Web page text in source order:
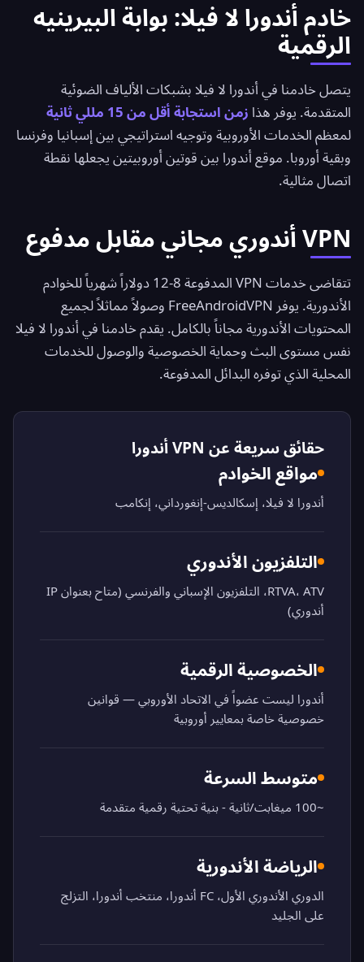
خادم أندورا لا فيلا: بوابة البيرينيه
الرقمية
يتصل خادمنا في أندورا لا فيلا بشبكات الألياف الضوئية
المتقدمة. يوفر هذا زمن استجابة أقل من 15 مللي ثانية
لمعظم الخدمات الأوروبية وتوجيه استراتيجي بين إسبانيا وفرنسا
وبقية أوروبا. موقع أندورا بين قوتين أوروبيتين يجعلها نقطة
اتصال مثالية.
VPN أندوري مجاني مقابل مدفوع
تتقاضى خدمات VPN المدفوعة 8-12 دولاراً شهرياً للخوادم
الأندورية. يوفر FreeAndroidVPN وصولاً مماثلاً لجميع
المحتويات الأندورية مجاناً بالكامل. يقدم خادمنا في أندورا لا فيلا
نفس مستوى البث وحماية الخصوصية والوصول للخدمات
المحلية الذي توفره البدائل المدفوعة.
حقائق سريعة عن VPN أندورا
مواقع الخوادم
أندورا لا فيلا، إسكالديس-إنغورداني، إنكامب
التلفزيون الأندوري
RTVA، ATV، التلفزيون الإسباني والفرنسي (متاح بعنوان IP
أندوري)
الخصوصية الرقمية
أندورا ليست عضواً في الاتحاد الأوروبي — قوانين
خصوصية خاصة بمعايير أوروبية
متوسط السرعة
~100 ميغابت/ثانية - بنية تحتية رقمية متقدمة
الرياضة الأندورية
الدوري الأندوري الأول، FC أندورا، منتخب أندورا، التزلج
على الجليد